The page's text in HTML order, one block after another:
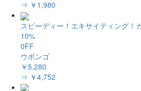
⇒ ￥1,980
スピーディー！エキサイティング！
10%
0FF
ウボンゴ
￥5,280
⇒ ￥4,752